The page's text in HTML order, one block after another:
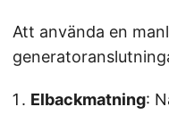
Att använda en
Elbackmatning: